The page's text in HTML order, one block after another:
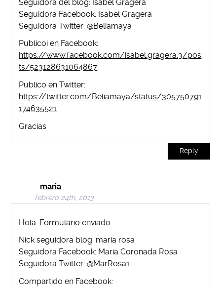
Seguidora del blog: Isabel Gragera
Seguidora Facebook: Isabel Gragera
Seguidora Twitter: @Beliamaya
Publicoi en Facebook:
https://www.facebook.com/isabel.gragera.3/pos
ts/523128631064867
Publico en Twitter:
https://twitter.com/Beliamaya/status/305750791
174635521
Gracias
Reply
maria
febrero 24th, 2013
Hola. Formulario enviado
Nick seguidora blog: maria rosa
Seguidora Facebook: Maria Coronada Rosa
Seguidora Twitter: @MarRosa1
Compartido en Facebook: